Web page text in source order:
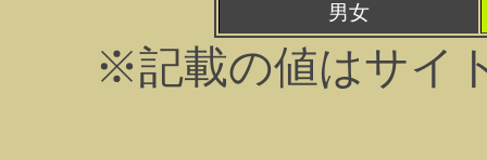
男女
※記載の値はサイ